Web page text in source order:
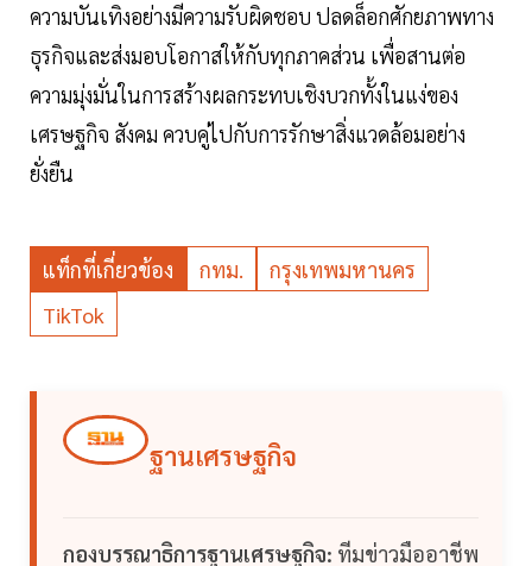
ความบันเทิงอย่างมีความรับผิดชอบ ปลดล็อกศักยภาพทาง
ธุรกิจและส่งมอบโอกาสให้กับทุกภาคส่วน เพื่อสานต่อ
ความมุ่งมั่นในการสร้างผลกระทบเชิงบวกทั้งในแง่ของ
เศรษฐกิจ สังคม ควบคู่ไปกับการรักษาสิ่งแวดล้อมอย่าง
ยั่งยืน
แท็กที่เกี่ยวข้อง กทม.
กรุงเทพมหานคร
TikTok
ฐานเศรษฐกิจ
กองบรรณาธิการฐานเศรษฐกิจ: ทีมข่าวมืออาชีพ